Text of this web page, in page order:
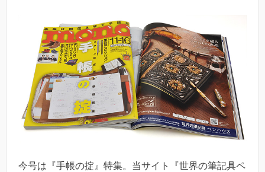
今号は『手帳の掟』特集。当サイト『世界の筆記具ペ